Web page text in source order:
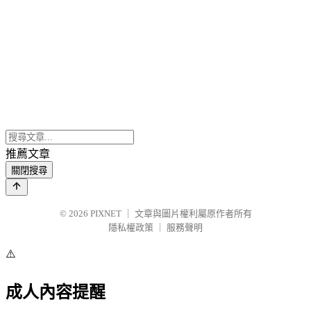
推薦文章
關閉搜尋
© 2026 PIXNET
文章與圖片權利屬原作者所有
隱私權政策
服務聲明
⚠️
成人內容提醒